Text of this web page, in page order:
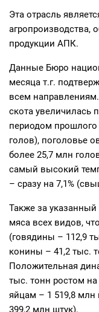
Эта отрасль
агропроизводства,
продукции АПК.
Данные Бюро
месяца т.г.
всем направлениям.
скота увеличилась
периодом прошлого
голов), поголовье
более 25,7 млн
самый высокий
– сразу на 7,1%
Также за
мяса всех видов,
(говядины – 112,9
конины – 41,2 тыс.
Положительная
тыс. тонн ростом на
яйцам – 1 519,8 млн
399,2 млн штук).